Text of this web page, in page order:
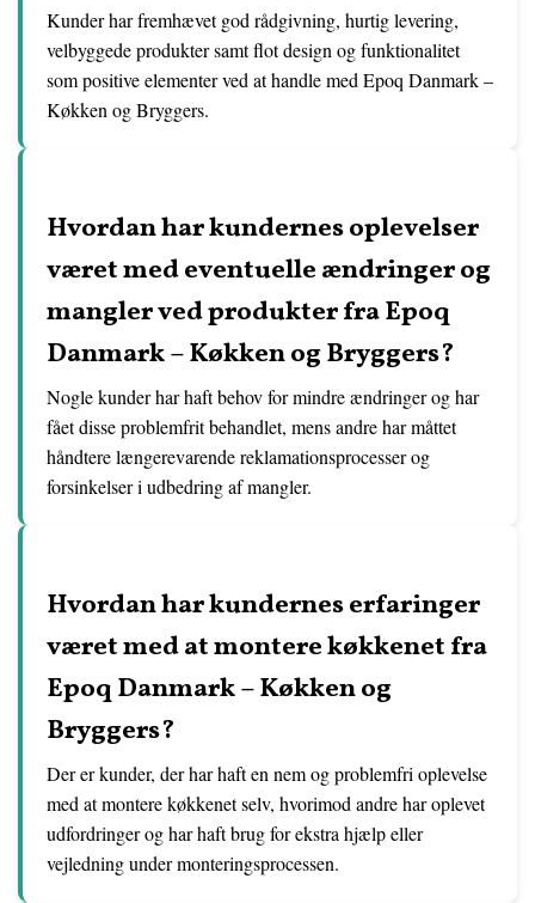
Kunder har fremhævet god rådgivning, hurtig levering,
velbyggede produkter samt flot design og funktionalitet
som positive elementer ved at handle med Epoq Danmark –
Køkken og Bryggers.
Hvordan har kundernes oplevelser
været med eventuelle ændringer og
mangler ved produkter fra Epoq
Danmark – Køkken og Bryggers?
Nogle kunder har haft behov for mindre ændringer og har
fået disse problemfrit behandlet, mens andre har måttet
håndtere længerevarende reklamationsprocesser og
forsinkelser i udbedring af mangler.
Hvordan har kundernes erfaringer
været med at montere køkkenet fra
Epoq Danmark – Køkken og
Bryggers?
Der er kunder, der har haft en nem og problemfri oplevelse
med at montere køkkenet selv, hvorimod andre har oplevet
udfordringer og har haft brug for ekstra hjælp eller
vejledning under monteringsprocessen.